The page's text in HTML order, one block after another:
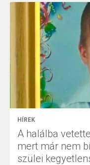
HÍREK
A halálba
mert már nem
szülei